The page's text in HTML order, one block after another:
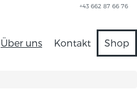
+43 662 87 66 76
Über uns Kontakt Shop